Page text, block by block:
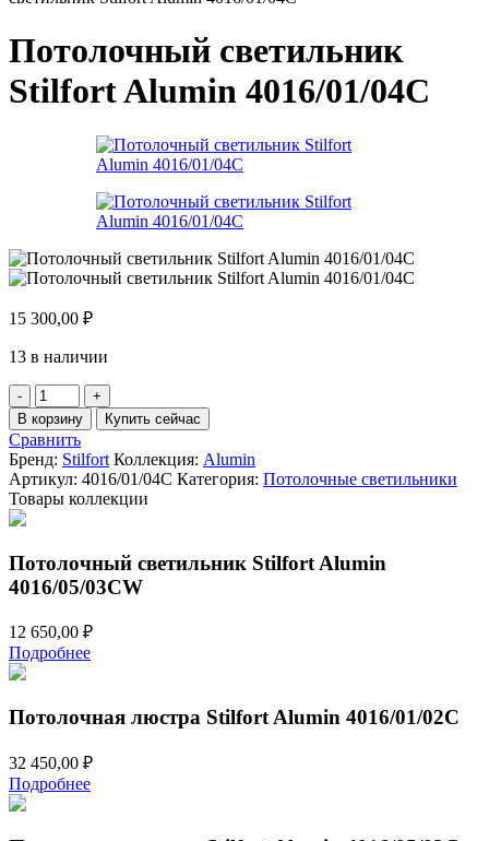
Потолочный светильник
Stilfort Alumin 4016/01/04C
15 300,00 ₽
13 в наличии
Количество
товара
Потолочный
светильник
Stilfort
Alumin
4016/01/04C
В корзину Купить сейчас
Сравнить
Бренд: Stilfort Коллекция: Alumin
Артикул: 4016/01/04C Категория: Потолочные светильники
Товары коллекции
Потолочный светильник Stilfort Alumin
4016/05/03CW
12 650,00 ₽
Подробнее
Потолочная люстра Stilfort Alumin 4016/01/02C
32 450,00 ₽
Подробнее